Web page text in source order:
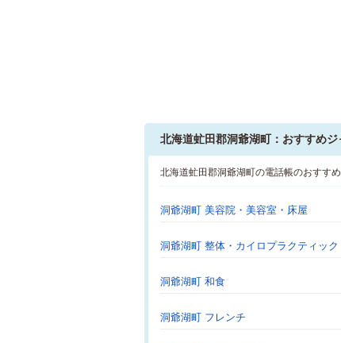
北海道虻田郡洞爺湖町：おすすめジ
北海道虻田郡洞爺湖町の電話帳のおすす
洞爺湖町 美容院・美容室・床屋
洞爺湖町 整体・カイロプラクティック
洞爺湖町 和食
洞爺湖町 フレンチ